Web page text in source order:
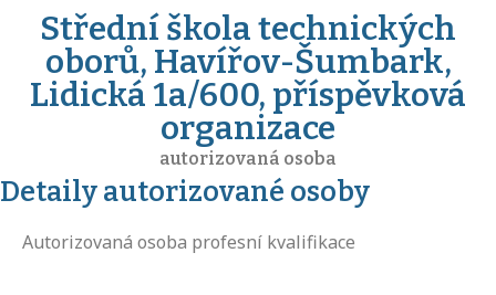
Střední škola technických
oborů, Havířov-Šumbark,
Lidická 1a/600, příspěvková
organizace
autorizovaná osoba
Detaily autorizované osoby
Autorizovaná osoba profesní kvalifikace